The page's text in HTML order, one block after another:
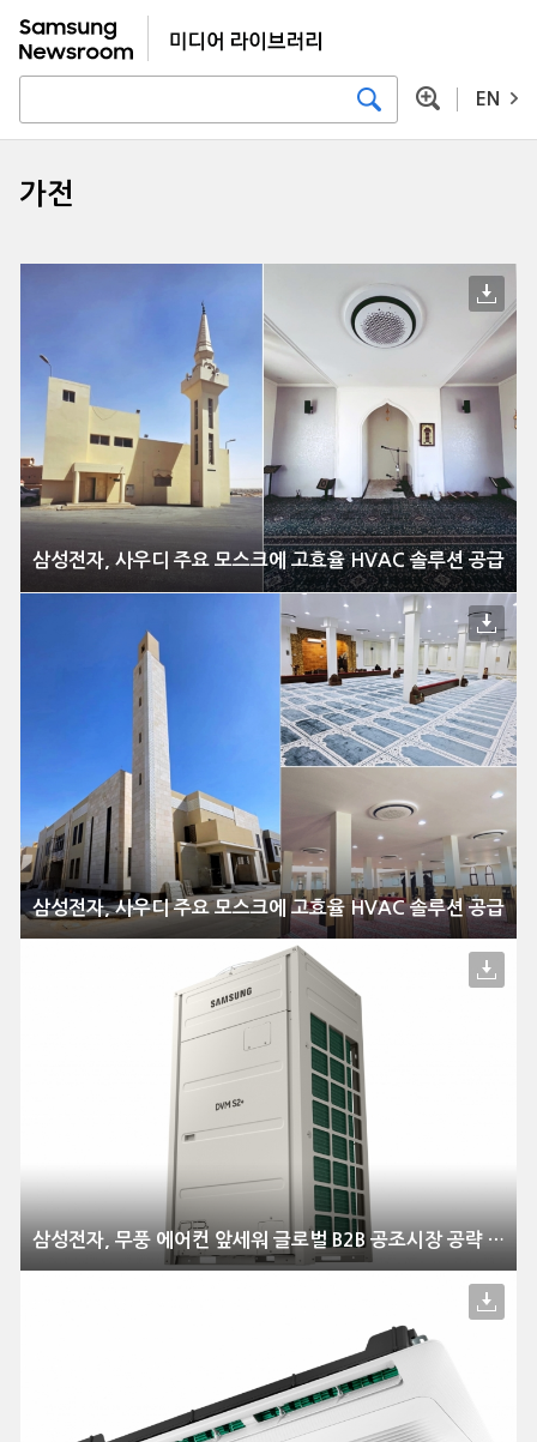
EN
가전
삼성전자, 사우디 주요 모스크에 고효율 HVAC 솔루션 공급
삼성전자, 사우디 주요 모스크에 고효율 HVAC 솔루션 공급
삼성전자, 무풍 에어컨 앞세워 글로벌 B2B 공조시장 공략 강화